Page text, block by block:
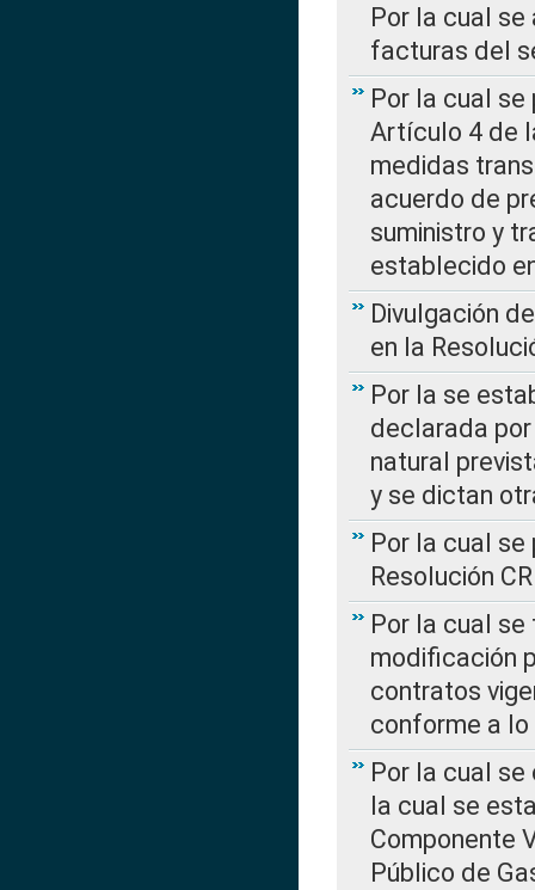
Por la cual
facturas del
Por la cual
Artículo 4 de
medidas
acuerdo de
suministro y
establecido
Divulgación
en la
Por la se
declarada
natural
y se dictan
Por la cual
Resolución
Por la cual
modificación
contratos
conforme a lo
Por la cual se
la cual se
Componente
Público de